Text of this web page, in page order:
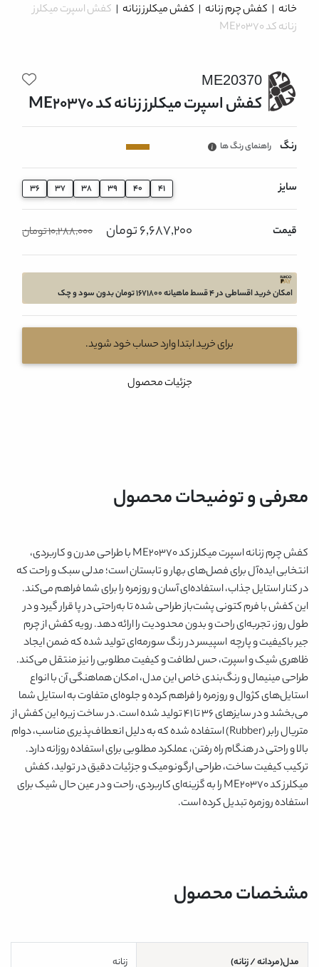
خانه | کفش چرم زنانه| کفش میکلرز زنانه| کفش اسپرت میکلرز
زنانه کد ME20370
ME20370
کفش اسپرت میکلرز زنانه کد ME20370
رنگ راهنمای رنگ ها
سایز 36 37 38 39 40
قیمت 6,687,200 تومان 10,288,000 تومان
امکان خرید اقساطی در 4 قسط ماهیانه 1671800 تومان بدون سود و چک
برای خرید ابتدا وارد حساب خود شوید.
جزئیات محصول
معرفی و توضیحات محصول
کفش چرم زنانه اسپرت میکلرز کد ME۲۰۳۷۰ با طراحی مدرن و کاربردی،
انتخابی ایده‌آل برای فصل‌های بهار و تابستان است؛ مدلی سبک و راحت که
در کنار استایل جذاب، استفاده‌ای آسان و روزمره را برای شما فراهم می‌کند.
این کفش با فرم کتونی پشت‌باز طراحی شده تا به‌راحتی در پا قرار گیرد و در
طول روز، تجربه‌ای راحت و بدون محدودیت را ارائه دهد. رویه کفش از چرم
جیر باکیفیت و پارچه اسپیسر در رنگ سورمه‌ای تولید شده که ضمن ایجاد
ظاهری شیک و اسپرت، حس لطافت و کیفیت مطلوبی را نیز منتقل می‌کند.
طراحی مینیمال و رنگ‌بندی خاص این مدل، امکان هماهنگی آن با انواع
استایل‌های کژوال و روزمره را فراهم کرده و جلوه‌ای متفاوت به استایل شما
می‌بخشد و در سایزهای ۳۶ تا ۴۱ تولید شده است. در ساخت زیره این کفش از
متریال رابر (Rubber) استفاده شده که به دلیل انعطاف‌پذیری مناسب، دوام
بالا و راحتی در هنگام راه رفتن، عملکرد مطلوبی برای استفاده روزانه دارد.
ترکیب کیفیت ساخت، طراحی ارگونومیک و جزئیات دقیق در تولید، کفش
میکلرز کد ME۲۰۳۷۰ را به گزینه‌ای کاربردی، راحت و در عین حال شیک برای
استفاده روزمره تبدیل کرده است.
مشخصات محصول
مدل(مردانه / زنانه) زنانه